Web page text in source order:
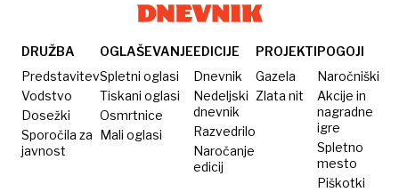
DRUŽBA
Predstavitev
Vodstvo
Dosežki
Sporočila za
javnost
OGLAŠEVANJE
Spletni oglasi
Tiskani oglasi
Osmrtnice
Mali oglasi
EDICIJE
Dnevnik
Nedeljski
dnevnik
Razvedrilo
Naročanje
edicij
PROJEKTI
Gazela
Zlata nit
POGOJI
Naročniški
Akcije in
nagradne
igre
Spletno
mesto
Piškotki